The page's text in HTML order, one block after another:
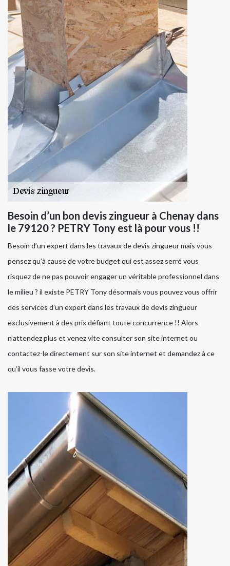
Besoin d’un bon devis zingueur à Chenay dans
le 79120 ? PETRY Tony est là pour vous !!
Besoin d’un expert dans les travaux de devis zingueur mais vous
pensez qu’à cause de votre budget qui est assez serré vous
risquez de ne pas pouvoir engager un véritable professionnel dans
le milieu ? il existe PETRY Tony désormais vous pouvez vous offrir
des services d’un expert dans les travaux de devis zingueur
exclusivement à des prix défiant toute concurrence !! Alors
n’attendez plus et venez vite consulter son site internet ou
contactez-le directement sur son site internet et demandez à ce
qu’il vous fasse votre devis.